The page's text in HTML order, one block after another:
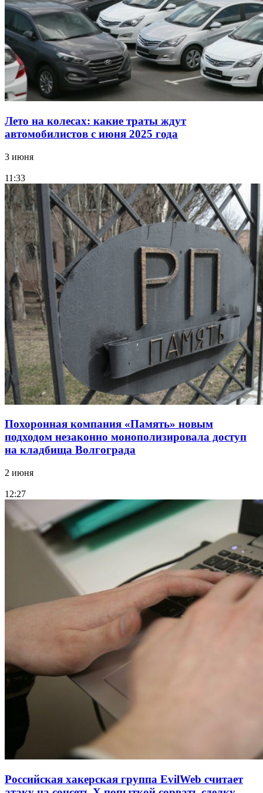
Лето на колесах: какие траты ждут
автомобилистов с июня 2025 года
3 июня
11:33
Похоронная компания «Память» новым
подходом незаконно монополизировала доступ
на кладбища Волгограда
2 июня
12:27
Российская хакерская группа EvilWeb считает